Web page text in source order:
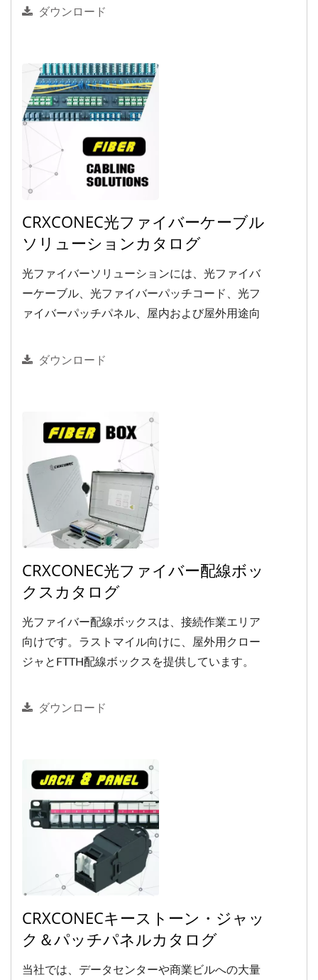
ダウンロード
CRXCONEC光ファイバーケーブル
ソリューションカタログ
光ファイバーソリューションには、光ファイバ
ーケーブル、光ファイバーパッチコード、光フ
ァイバーパッチパネル、屋内および屋外用途向
ダウンロード
CRXCONEC光ファイバー配線ボッ
クスカタログ
光ファイバー配線ボックスは、接続作業エリア
向けです。ラストマイル向けに、屋外用クロー
ジャとFTTH配線ボックスを提供しています。
ダウンロード
CRXCONECキーストーン・ジャッ
ク＆パッチパネルカタログ
当社では、データセンターや商業ビルへの大量